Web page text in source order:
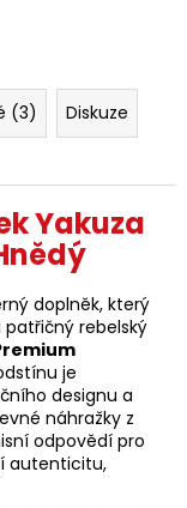
(3)
Diskuze
Yakuza
doplněk, který
rebelský
je
designu a
náhražky z
odpovědí pro
autenticitu,